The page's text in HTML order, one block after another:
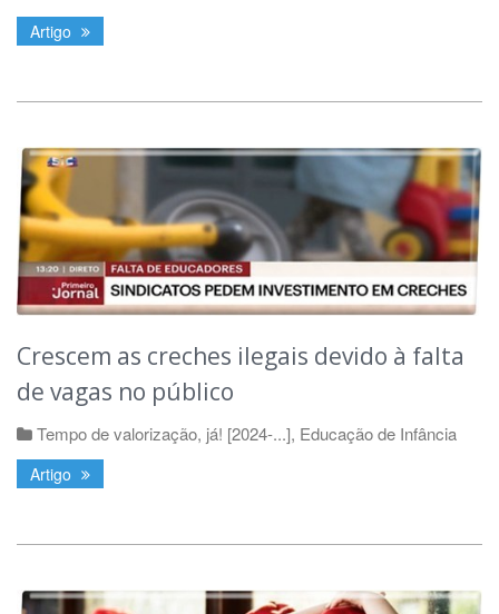
Artigo
Crescem as creches ilegais devido à falta
de vagas no público
Tempo de valorização, já! [2024-...], Educação de Infância
Artigo